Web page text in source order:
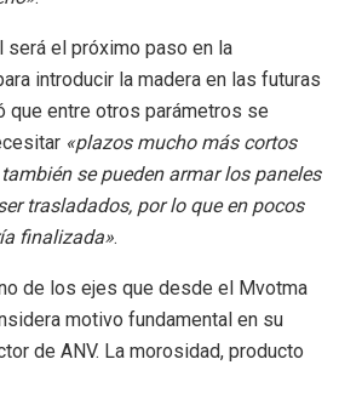
será el próximo paso en la
introducir la madera en las futuras
que entre otros parámetros se
«plazos mucho más cortos
se pueden armar los paneles
trasladados, por lo que en pocos
finalizada».
de los ejes que desde el Mvotma
motivo fundamental en su
de ANV. La morosidad, producto